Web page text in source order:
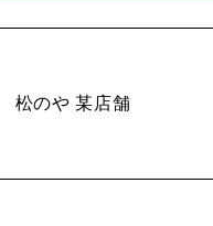
松のや 某店舗